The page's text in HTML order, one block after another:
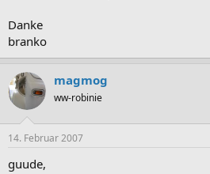
Danke
branko
magmog
ww-robinie
14. Februar 2007
guude,